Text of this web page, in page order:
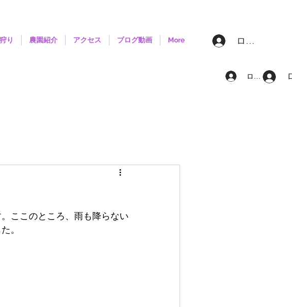
り 農園紹介 アクセス ブログ動画 More ログイン
ここのところ、雨も降らない
。
ログイン